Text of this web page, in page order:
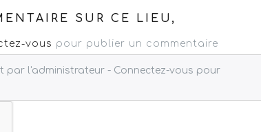
SUR CE LIEU,
vous pour publier un commentaire